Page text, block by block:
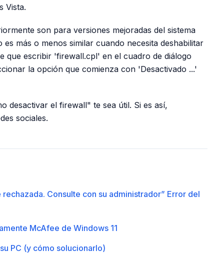
Vista.
son para versiones mejoradas del sistema
más o menos similar cuando necesita deshabilitar
que escribir 'firewall.cpl' en el cuadro de diálogo
la opción que comienza con 'Desactivado ...'
desactivar el firewall" te sea útil. Si es así,
sociales.
Consulte con su administrador” Error del
McAfee de Windows 11
PC (y cómo solucionarlo)